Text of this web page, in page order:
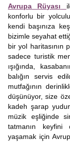
Avrupa Rüyası
konforlu bir
kendi başınıza
bizimle seyahat
bir yol haritasının
sadece turistik
ışığında,
balığın servis
mutfağının
düşünüyor, size
kadeh şarap
müzik eşliğinde
tatmanın keyfini
yaşamak için